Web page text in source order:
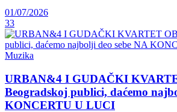
01/07/2026
33
Muzika
URBAN&4 I GUDAČKI
Beogradskoj publici, daćemo
KONCERTU U LUCI